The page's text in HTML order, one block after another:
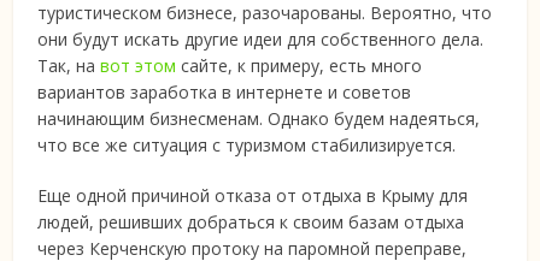
туристическом бизнесе, разочарованы. Вероятно, что
они будут искать другие идеи для собственного дела.
Так, навот этом сайте, к примеру, есть много
вариантов заработка в интернете и советов
начинающим бизнесменам. Однако будем надеяться,
что все же ситуация с туризмом стабилизируется.
Еще одной причиной отказа от отдыха в Крыму для
людей, решивших добраться к своим базам отдыха
через Керченскую протоку на паромной переправе,